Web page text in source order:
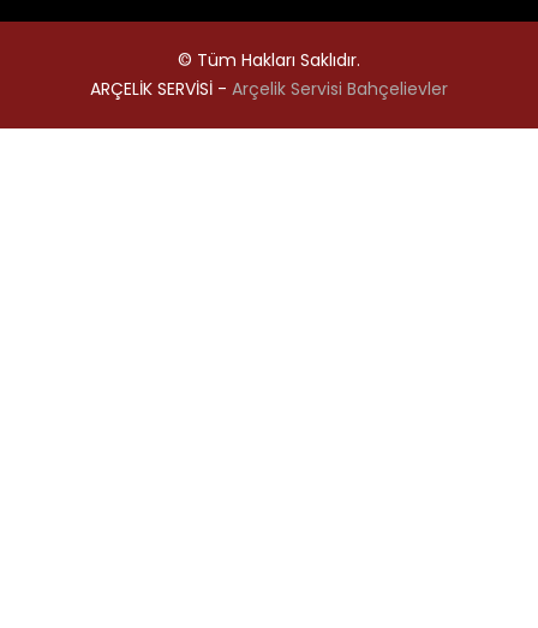
© Tüm Hakları Saklıdır.
ARÇELİK SERVİSİ - Arçelik Servisi Bahçelievler